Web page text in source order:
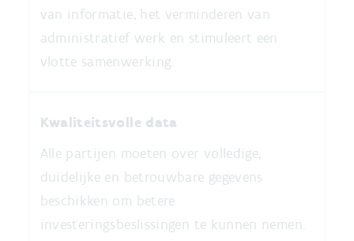
van informatie, het verminderen van
administratief werk en stimuleert een
vlotte samenwerking.
Kwaliteitsvolle data
Alle partijen moeten over volledige,
duidelijke en betrouwbare gegevens
beschikken om betere
investeringsbeslissingen te kunnen nemen.